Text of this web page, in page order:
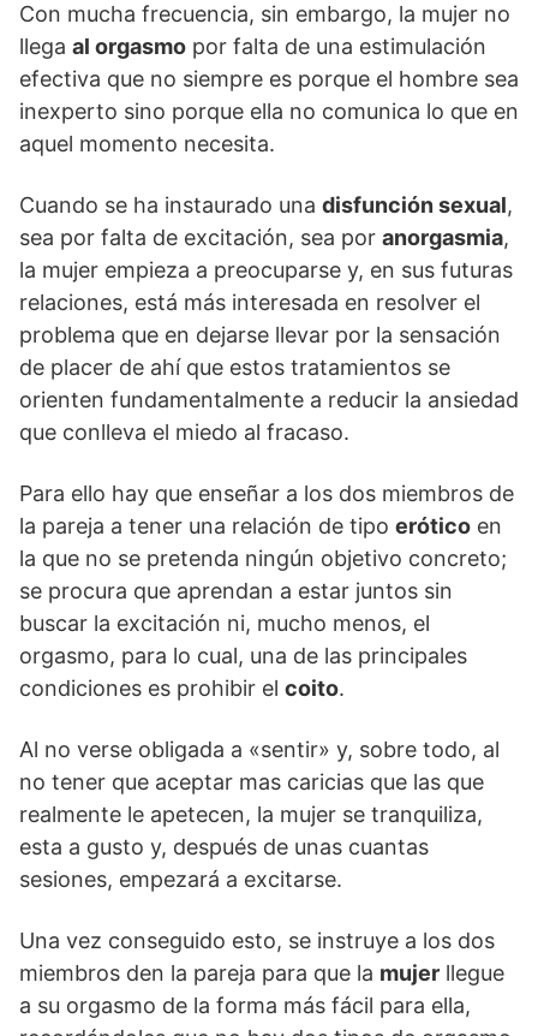
Con mucha frecuencia, sin embargo, la mujer no
llega al orgasmo por falta de una estimulación
efectiva que no siempre es porque el hombre sea
inexperto sino porque ella no comunica lo que en
aquel momento necesita.
Cuando se ha instaurado una disfunción sexual,
sea por falta de excitación, sea por anorgasmia,
la mujer empieza a preocuparse y, en sus futuras
relaciones, está más interesada en resolver el
problema que en dejarse llevar por la sensación
de placer de ahí que estos tratamientos se
orienten fundamentalmente a reducir la ansiedad
que conlleva el miedo al fracaso.
Para ello hay que enseñar a los dos miembros de
la pareja a tener una relación de tipo erótico en
la que no se pretenda ningún objetivo concreto;
se procura que aprendan a estar juntos sin
buscar la excitación ni, mucho menos, el
orgasmo, para lo cual, una de las principales
condiciones es prohibir el coito.
Al no verse obligada a «sentir» y, sobre todo, al
no tener que aceptar mas caricias que las que
realmente le apetecen, la mujer se tranquiliza,
esta a gusto y, después de unas cuantas
sesiones, empezará a excitarse.
Una vez conseguido esto, se instruye a los dos
miembros den la pareja para que la mujer llegue
a su orgasmo de la forma más fácil para ella,